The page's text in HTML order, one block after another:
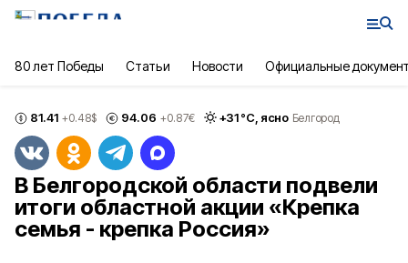
80 лет Победы Статьи Новости Официальные
81.41 +0.48$ 94.06 +0.87€ +31°С, ясно Белгород
В Белгородской области подвели
итоги областной акции «Крепка
семья - крепка Россия»